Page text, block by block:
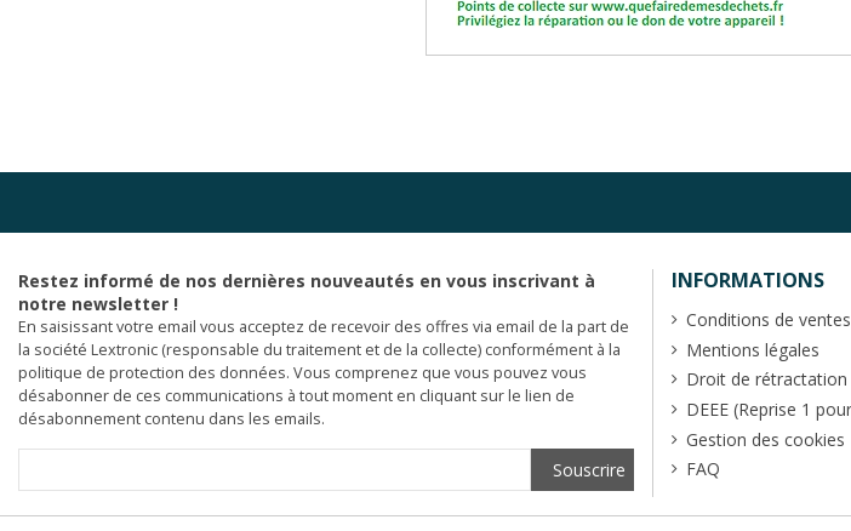
Restez informé de nos dernières nouveautés en vous inscrivant à
notre newsletter !
En saisissant votre email vous acceptez de recevoir des offres via email de la part de
la société Lextronic (responsable du traitement et de la collecte) conformément à la
politique de protection des données. Vous comprenez que vous pouvez vous
désabonner de ces communications à tout moment en cliquant sur le lien de
désabonnement contenu dans les emails.
INFORMATIONS
Conditions de ventes
Mentions légales
Droit de rétractation
DEEE (Reprise 1
Gestion des cookies
FAQ